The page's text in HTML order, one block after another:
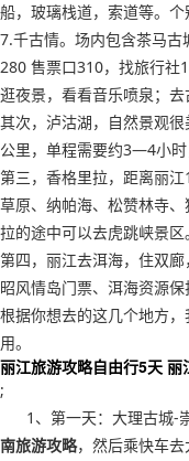
船，玻璃栈道，索道等。个
7.千古情。场内包含茶马
280 售票口310，找旅行社
逛夜景，看看音乐喷泉；去
其次，泸沽湖，自然景观
公里，单程需要约3—4小时
第三，香格里拉，距离丽
草原、纳帕海、松赞林寺
拉的途中可以去虎跳峡景区。
第四，丽江去洱海，住双
昭风情岛门票、洱海资源
根据你想去的这几个地方
用。
丽江旅游攻略自由行5天
;
1、第一天：大理古城-
南旅游攻略，然后乘快车